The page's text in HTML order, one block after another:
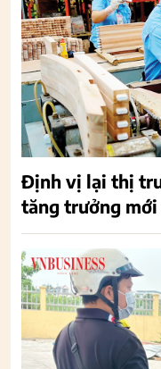
Định vị lại thị
tăng trưởng